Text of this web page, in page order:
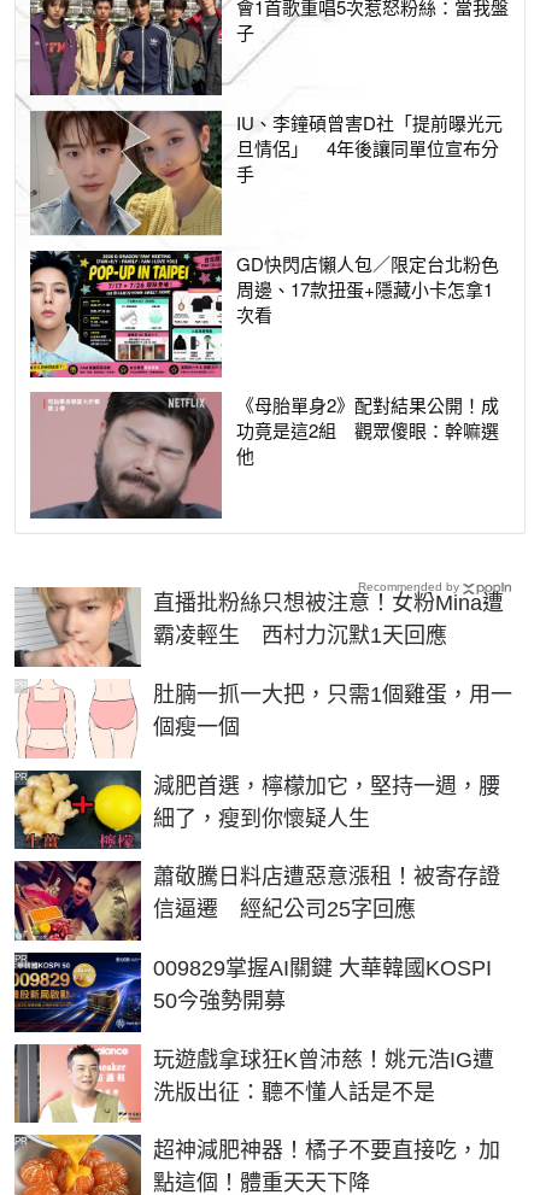
會1首歌重唱5次惹怒粉絲：當我盤
子
IU、李鐘碩曾害D社「提前曝光元
旦情侶」 4年後讓同單位宣布分
手
GD快閃店懶人包／限定台北粉色
周邊、17款扭蛋+隱藏小卡怎拿1
次看
《母胎單身2》配對結果公開！成
功竟是這2組 觀眾傻眼：幹嘛選
他
直播批粉絲只想被注意！女粉Mina遭
霸凌輕生 西村力沉默1天回應
肚腩一抓一大把，只需1個雞蛋，用一
個瘦一個
PR
減肥首選，檸檬加它，堅持一週，腰
細了，瘦到你懷疑人生
PR
蕭敬騰日料店遭惡意漲租！被寄存證
信逼遷 經紀公司25字回應
009829掌握AI關鍵 大華韓國KOSPI
50今強勢開募
PR
玩遊戲拿球狂K曾沛慈！姚元浩IG遭
洗版出征：聽不懂人話是不是
超神減肥神器！橘子不要直接吃，加
點這個！體重天天下降
PR
Recommended by